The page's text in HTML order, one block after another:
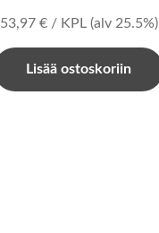
53,97 €/ KPL (alv 25.5%)
Lisää ostoskoriin